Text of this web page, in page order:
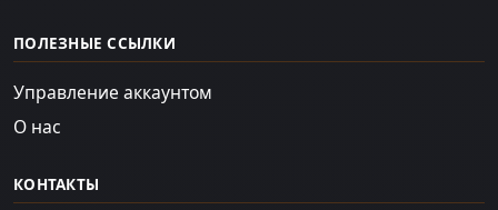
ПОЛЕЗНЫЕ ССЫЛКИ
Управление аккаунтом
О нас
КОНТАКТЫ